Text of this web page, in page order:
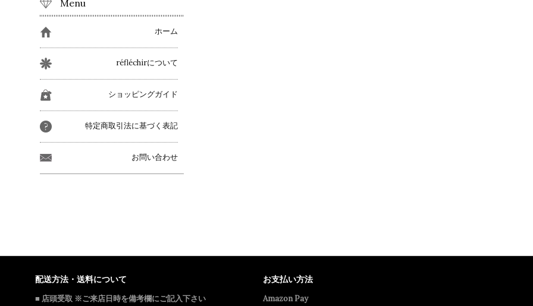
Menu
ホーム
réfléchirについて
ショッピングガイド
特定商取引法に基づく表記
お問い合わせ
配送方法・送料について
■ 店頭受取 ※ご来店日時を備考欄にご記入下さい
お支払い方法
Amazon Pay